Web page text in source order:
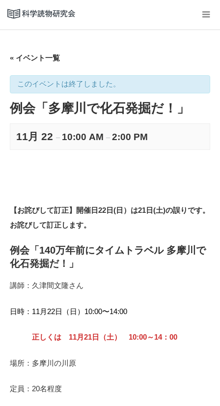
« イベント一覧
このイベントは終了しました。
例会「多摩川で化石発掘だ！」
11月 22 – 10:00 AM – 2:00 PM
【お詫びして訂正】開催日22日(日）は21日(土)の誤りです。
お詫びして訂正します。
例会「140万年前にタイムトラベル 多摩川で
化石発掘だ！」
講師：久津間文隆さん
日時：11月22日（日）10:00〜14:00
正しくは 11月21日（土） 10:00～14：00
場所：多摩川の川原
定員：20名程度